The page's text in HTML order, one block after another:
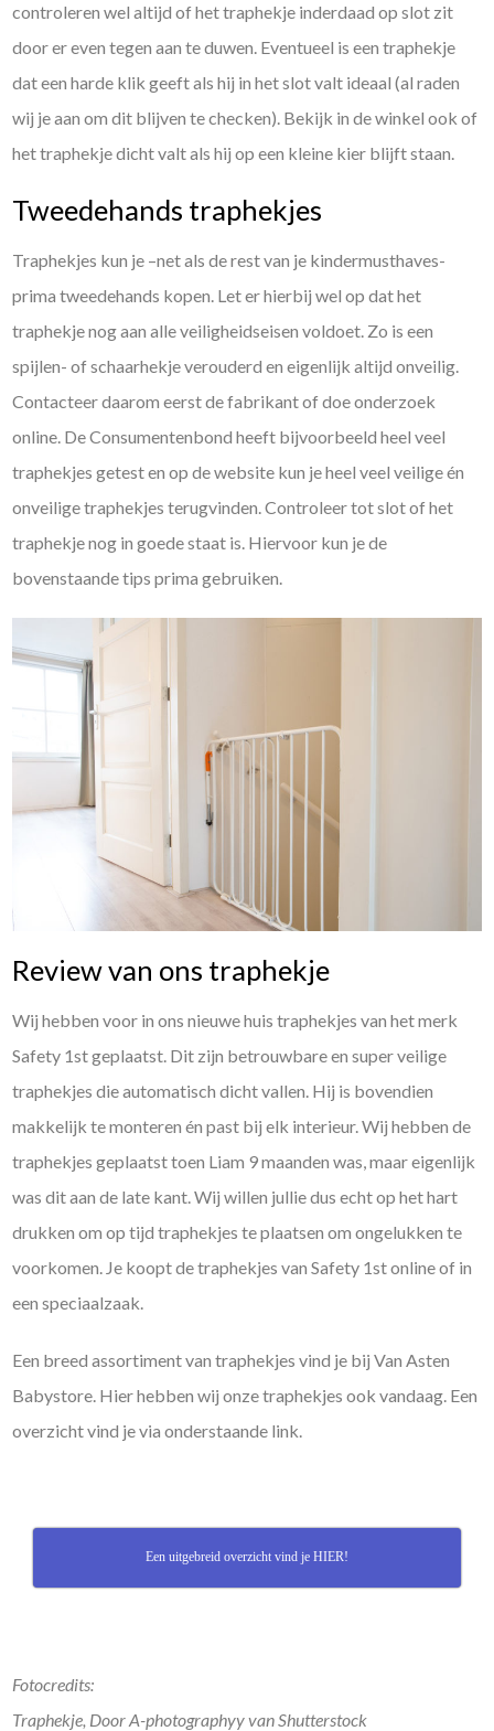
controleren wel altijd of het traphekje inderdaad op slot zit
door er even tegen aan te duwen. Eventueel is een traphekje
dat een harde klik geeft als hij in het slot valt ideaal (al raden
wij je aan om dit blijven te checken). Bekijk in de winkel ook of
het traphekje dicht valt als hij op een kleine kier blijft staan.
Tweedehands traphekjes
Traphekjes kun je –net als de rest van je kindermusthaves-
prima tweedehands kopen. Let er hierbij wel op dat het
traphekje nog aan alle veiligheidseisen voldoet. Zo is een
spijlen- of schaarhekje verouderd en eigenlijk altijd onveilig.
Contacteer daarom eerst de fabrikant of doe onderzoek
online. De Consumentenbond heeft bijvoorbeeld heel veel
traphekjes getest en op de website kun je heel veel veilige én
onveilige traphekjes terugvinden. Controleer tot slot of het
traphekje nog in goede staat is. Hiervoor kun je de
bovenstaande tips prima gebruiken.
Review van ons traphekje
Wij hebben voor in ons nieuwe huis traphekjes van het merk
Safety 1st geplaatst. Dit zijn betrouwbare en super veilige
traphekjes die automatisch dicht vallen. Hij is bovendien
makkelijk te monteren én past bij elk interieur. Wij hebben de
traphekjes geplaatst toen Liam 9 maanden was, maar eigenlijk
was dit aan de late kant. Wij willen jullie dus echt op het hart
drukken om op tijd traphekjes te plaatsen om ongelukken te
voorkomen. Je koopt de traphekjes van Safety 1st online of in
een speciaalzaak.
Een breed assortiment van traphekjes vind je bij Van Asten
Babystore. Hier hebben wij onze traphekjes ook vandaag. Een
overzicht vind je via onderstaande link.
Een uitgebreid overzicht vind je HIER!
Fotocredits:
Traphekje, Door A-photographyy van Shutterstock